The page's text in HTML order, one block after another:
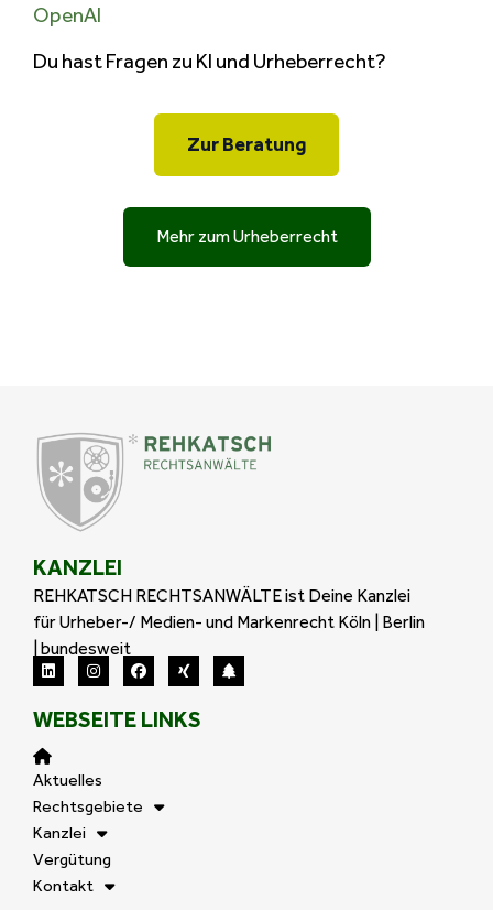
OpenAI
Du hast Fragen zu KI und Urheberrecht?
Zur Beratung
Mehr zum Urheberrecht
KANZLEI
REHKATSCH RECHTSANWÄLTE ist Deine Kanzlei
für Urheber-/ Medien- und Markenrecht Köln | Berlin
| bundesweit
WEBSEITE LINKS
Aktuelles
Rechtsgebiete
Kanzlei
Vergütung
Kontakt